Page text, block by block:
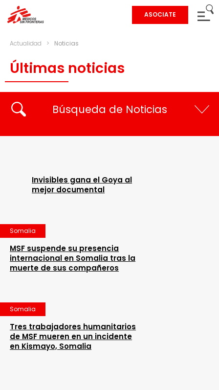
ASOCIATE
Actualidad > Noticias
Últimas noticias
Búsqueda de Noticias
Invisibles gana el Goya al
mejor documental
Somalia
MSF suspende su presencia
internacional en Somalia tras la
muerte de sus compañeros
Somalia
Tres trabajadores humanitarios
de MSF mueren en un incidente
en Kismayo, Somalia